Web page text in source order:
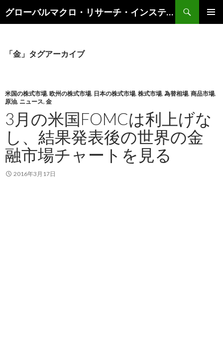
グローバルマクロ・リサーチ・インスティテュート
索
ン
キ
ッ
プ
「金」タグアーカイブ
米国の株式市場, 欧州の株式市場, 日本の株式市場, 株式市場, 為替相場, 商品市場,
原油, ニュース, 金
3月の米国FOMCは利上げな
し、結果発表後の世界の金
融市場チャートを見る
2016年3月17日